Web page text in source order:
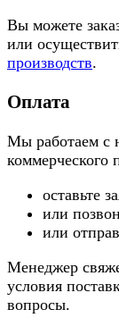
Вы можете
или
производств.
Оплата
Мы работаем с
коммерческого
оставьте
или
или
Менеджер
условия
вопросы.